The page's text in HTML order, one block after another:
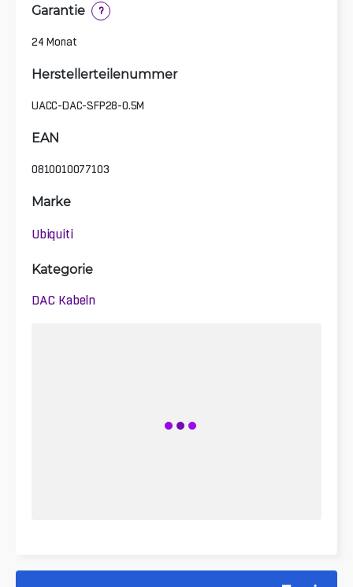
Garantie ?
24 Monat
Herstellerteilenummer
UACC-DAC-SFP28-0.5M
EAN
0810010077103
Marke
Ubiquiti
Kategorie
DAC Kabeln